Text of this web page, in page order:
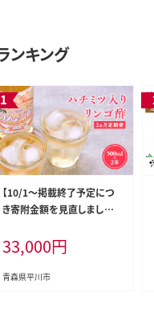
ンキング
【10/1～掲載終了予定につ
き寄附金額を見直しました】
500ml×2本 津軽の完熟り
んご100%使用！
33,000円
青森県平川市